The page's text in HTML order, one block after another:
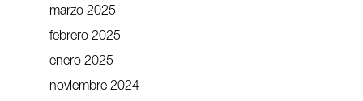
marzo 2025
febrero 2025
enero 2025
noviembre 2024